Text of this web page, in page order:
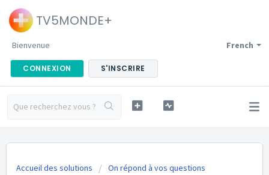
TV5MONDE+
French
Bienvenue
CONNEXION S'INSCRIRE
Accueil des solutions
On répond à vos questions